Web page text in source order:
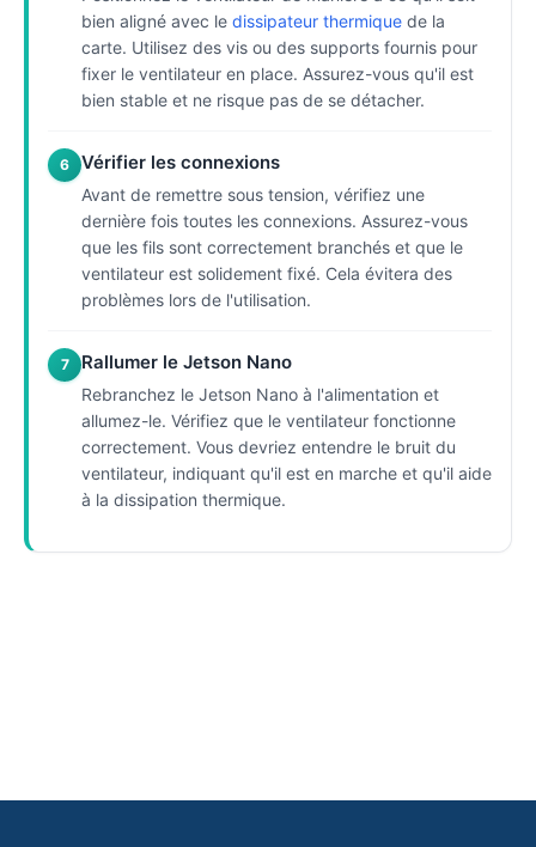
bien aligné avec le dissipateur thermique de la
carte. Utilisez des vis ou des supports fournis pour
fixer le ventilateur en place. Assurez-vous qu'il est
bien stable et ne risque pas de se détacher.
6 Vérifier les connexions
Avant de remettre sous tension, vérifiez une
dernière fois toutes les connexions. Assurez-vous
que les fils sont correctement branchés et que le
ventilateur est solidement fixé. Cela évitera des
problèmes lors de l'utilisation.
7 Rallumer le Jetson Nano
Rebranchez le Jetson Nano à l'alimentation et
allumez-le. Vérifiez que le ventilateur fonctionne
correctement. Vous devriez entendre le bruit du
ventilateur, indiquant qu'il est en marche et qu'il aide
à la dissipation thermique.